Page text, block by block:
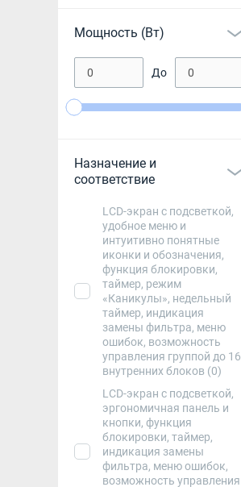
Мощность (Вт)
До
Назначение и
соответствие
LCD-экран с подсветкой,
удобное меню и
интуитивно понятные
иконки и обозначения,
функция блокировки,
таймер, режим
«Каникулы», недельный
таймер, индикация
замены фильтра, меню
ошибок, возможность
управления группой до 16
внутренних блоков (0)
LCD-экран с подсветкой,
эргономичная панель и
кнопки, функция
блокировки, таймер,
индикация замены
фильтра, меню ошибок,
возможность управления